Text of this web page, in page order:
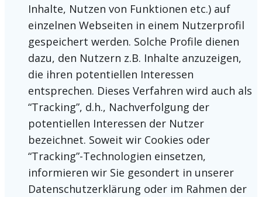
Inhalte, Nutzen von Funktionen etc.) auf
einzelnen Webseiten in einem Nutzerprofil
gespeichert werden. Solche Profile dienen
dazu, den Nutzern z.B. Inhalte anzuzeigen,
die ihren potentiellen Interessen
entsprechen. Dieses Verfahren wird auch als
“Tracking”, d.h., Nachverfolgung der
potentiellen Interessen der Nutzer
bezeichnet. Soweit wir Cookies oder
“Tracking”-Technologien einsetzen,
informieren wir Sie gesondert in unserer
Datenschutzerklärung oder im Rahmen der